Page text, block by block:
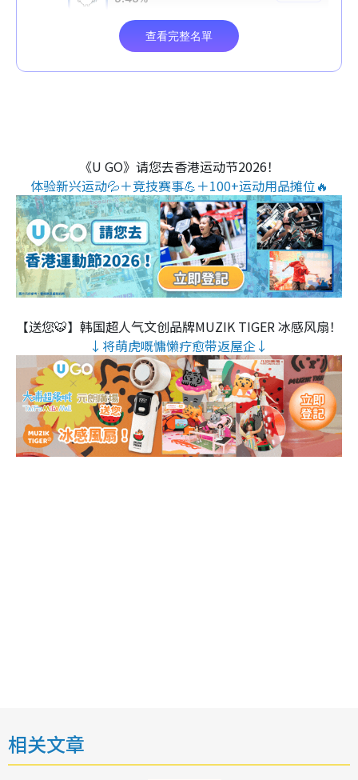
《U GO》请您去香港运动节2026！
体验新兴运动💦＋竞技赛事💪＋100+运动用品摊位🔥
【送您🐯】韩国超人气文创品牌MUZIK TIGER 冰感风扇！
↓将萌虎嘅慵懒疗愈带返屋企↓
相关文章